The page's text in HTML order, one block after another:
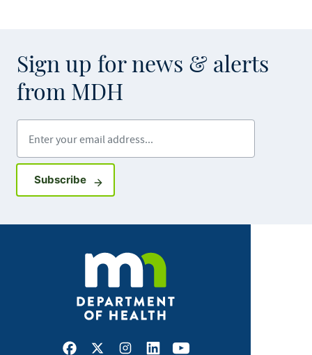
Sign up for news & alerts
from MDH
SubscribeSign up for GovDelivery notifications
Facebook
X Instagram
LinkedInYoutube